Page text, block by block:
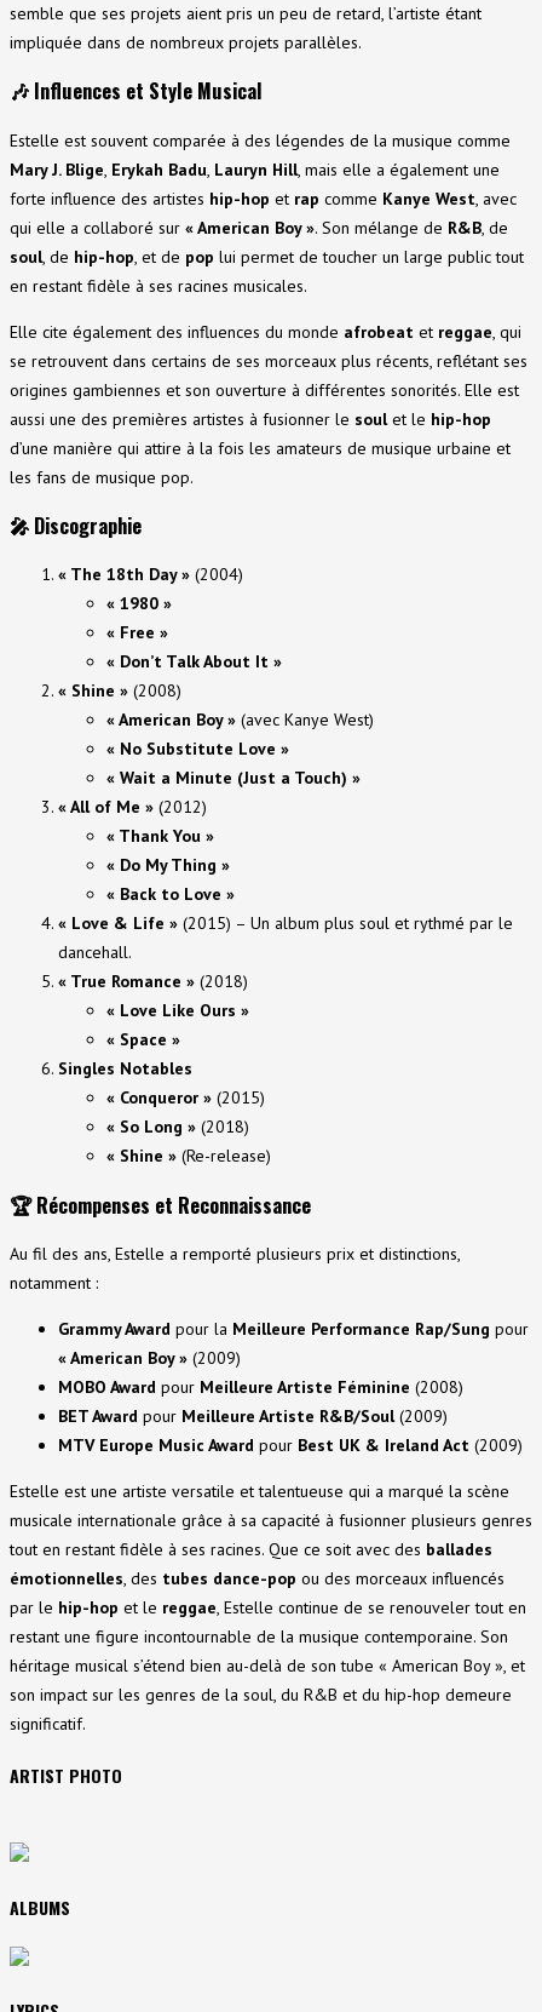
semble que ses projets aient pris un peu de retard, l’artiste étant
impliquée dans de nombreux projets parallèles.
🎶 Influences et Style Musical
Estelle est souvent comparée à des légendes de la musique comme
Mary J. Blige, Erykah Badu, Lauryn Hill, mais elle a également une
forte influence des artistes hip-hop et rap comme Kanye West, avec
qui elle a collaboré sur « American Boy ». Son mélange de R&B, de
soul, de hip-hop, et de pop lui permet de toucher un large public tout
en restant fidèle à ses racines musicales.
Elle cite également des influences du monde afrobeat et reggae, qui
se retrouvent dans certains de ses morceaux plus récents, reflétant ses
origines gambiennes et son ouverture à différentes sonorités. Elle est
aussi une des premières artistes à fusionner le soulet le hip-hop
d’une manière qui attire à la fois les amateurs de musique urbaine et
les fans de musique pop.
🎤 Discographie
« The 18th Day » (2004)
« 1980 »
« Free »
« Don’t Talk About It »
« Shine » (2008)
« American Boy » (avec Kanye West)
« No Substitute Love »
« Wait a Minute (Just a Touch) »
« All of Me » (2012)
« Thank You »
« Do My Thing »
« Back to Love »
« Love & Life » (2015) – Un album plus soul et rythmé par le
dancehall.
« True Romance » (2018)
« Love Like Ours »
« Space »
Singles Notables
« Conqueror » (2015)
« So Long » (2018)
« Shine » (Re-release)
🏆Récompenses et Reconnaissance
Au fil des ans, Estelle a remporté plusieurs prix et distinctions,
notamment :
Grammy Award pour la Meilleure Performance Rap/Sung pour
« American Boy » (2009)
MOBO Award pour Meilleure Artiste Féminine (2008)
BET Award pour Meilleure Artiste R&B/Soul(2009)
MTV Europe Music Award pour Best UK & Ireland Act (2009)
Estelle est une artiste versatile et talentueuse qui a marqué la scène
musicale internationale grâce à sa capacité à fusionner plusieurs genres
tout en restant fidèle à ses racines. Que ce soit avec des ballades
émotionnelles, des tubes dance-pop ou des morceaux influencés
par le hip-hop et le reggae, Estelle continue de se renouveler tout en
restant une figure incontournable de la musique contemporaine. Son
héritage musical s’étend bien au-delà de son tube « American Boy », et
son impact sur les genres de la soul, du R&B et du hip-hop demeure
significatif.
ARTIST PHOTO
ALBUMS